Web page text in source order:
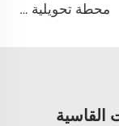
محطة تحويلية بنمط أوروبي
القاسية